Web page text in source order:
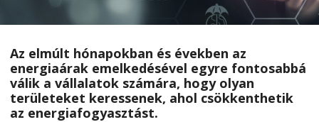
Az elmúlt hónapokban és években az
energiaárak emelkedésével egyre fontosabbá
válik a vállalatok számára, hogy olyan
területeket keressenek, ahol csökkenthetik
az energiafogyasztást.